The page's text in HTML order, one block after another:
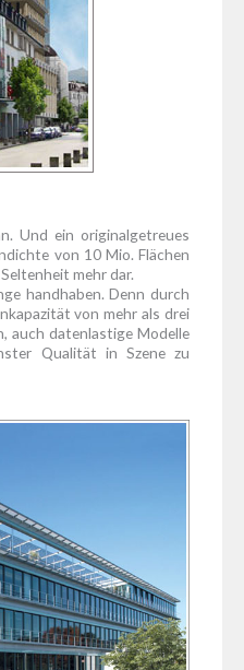
Und ein originalgetreues
von 10 Mio. Flächen
mehr dar.
handhaben. Denn durch
von mehr als drei
auch datenlastige Modelle
Qualität in Szene zu